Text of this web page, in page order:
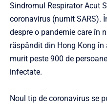
Sindromul Respirator Acut
coronavirus (numit SARS).
despre o pandemie care în
răspândit din Hong Kong
murit peste 900 de
infectate.
Noul tip de coronavirus se